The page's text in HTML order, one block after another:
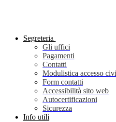
Segreteria
Gli uffici
Pagamenti
Contatti
Modulistica accesso
Form contatti
Accessibilità sito web
Autocertificazioni
Sicurezza
Info utili